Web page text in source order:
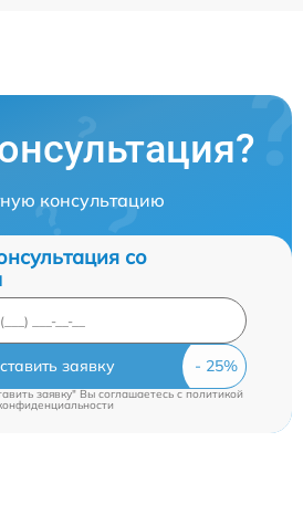
консультацию
со
заявку
заявку" Вы соглашаетесь cполитикой